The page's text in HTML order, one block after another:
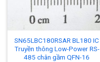
SN65LBC180RSAR BL180 IC
Truyền thông Low-Power RS-
485 chân gầm QFN-16